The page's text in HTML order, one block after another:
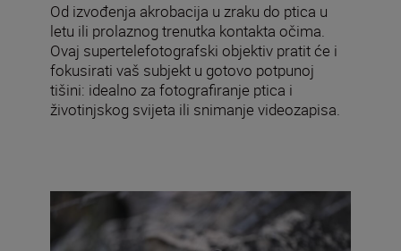
Od izvođenja akrobacija u zraku do ptica u
letu ili prolaznog trenutka kontakta očima.
Ovaj supertelefotografski objektiv pratit će i
fokusirati vaš subjekt u gotovo potpunoj
tišini: idealno za fotografiranje ptica i
životinjskog svijeta ili snimanje videozapisa.